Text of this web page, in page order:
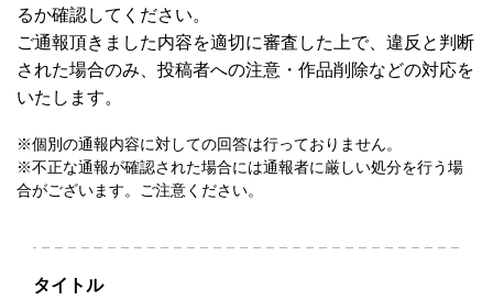
るか確認してください。
ご通報頂きました内容を適切に審査した上で、違反と判断
された場合のみ、投稿者への注意・作品削除などの対応を
いたします。
※個別の通報内容に対しての回答は行っておりません。
※不正な通報が確認された場合には通報者に厳しい処分を行う場
合がございます。ご注意ください。
タイトル